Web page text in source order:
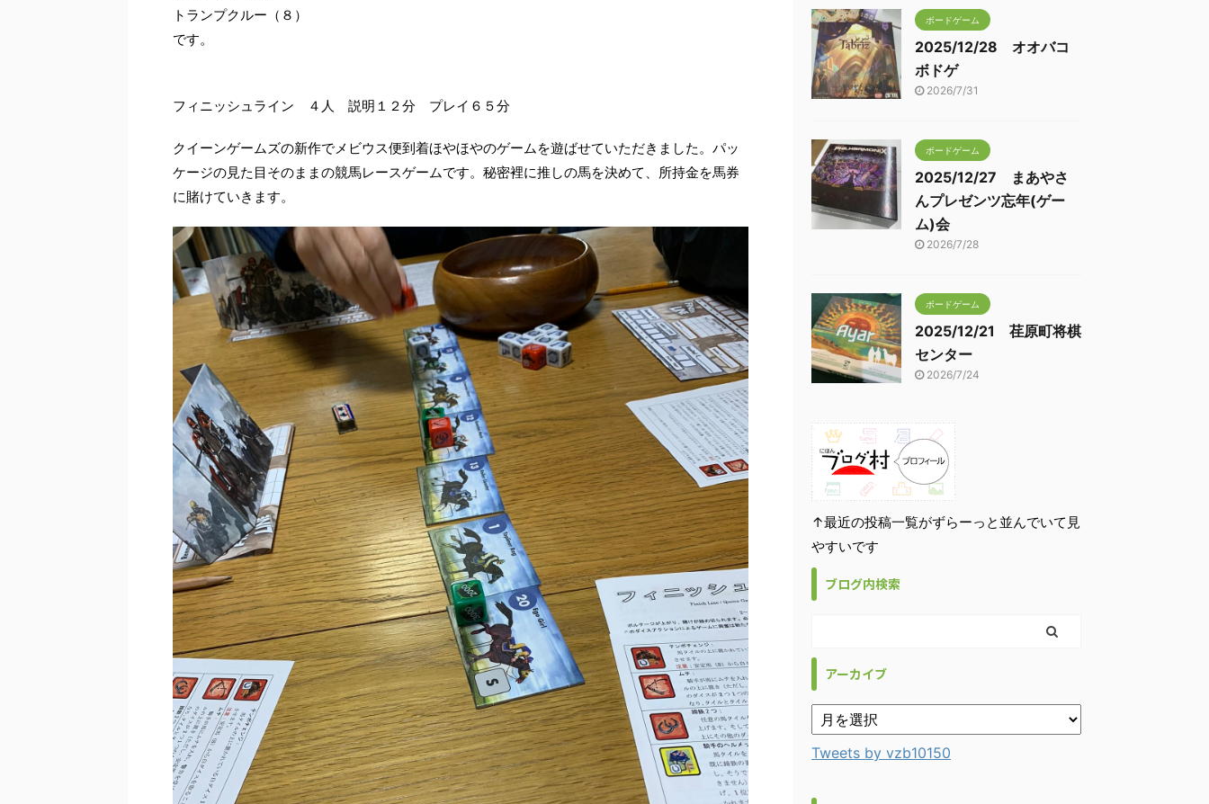
トランプクルー（８）
です。
フィニッシュライン ４人 説明１２分 プレイ６５分
クイーンゲームズの新作でメビウス便到着ほやほやのゲームを遊ばせていただきました。パッ
ケージの見た目そのままの競馬レースゲームです。秘密裡に推しの馬を決めて、所持金を馬券
に賭けていきます。
ボードゲーム
2025/12/28 オオバコ
ボドゲ
2026/7/31
ボードゲーム
2025/12/27 まあやさ
んプレゼンツ忘年(ゲー
ム)会
2026/7/28
ボードゲーム
2025/12/21 荏原町将棋
センター
2026/7/24
↑最近の投稿一覧がずらーっと並んでいて見
やすいです
ブログ内検索
アーカイブ
Tweets by vzb10150